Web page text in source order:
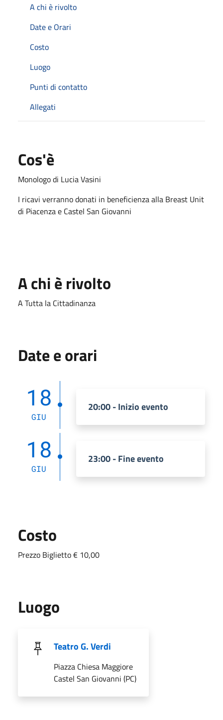
A chi è rivolto
Date e Orari
Costo
Luogo
Punti di contatto
Allegati
Cos'è
Monologo di Lucia Vasini
I ricavi verranno donati in beneficienza alla Breast Unit
di Piacenza e Castel San Giovanni
A chi è rivolto
A Tutta la Cittadinanza
Date e orari
18
GIU
20:00 - Inizio evento
18
GIU
23:00 - Fine evento
Costo
Prezzo Biglietto € 10,00
Luogo
Teatro G. Verdi
Piazza Chiesa Maggiore
Castel San Giovanni (PC)